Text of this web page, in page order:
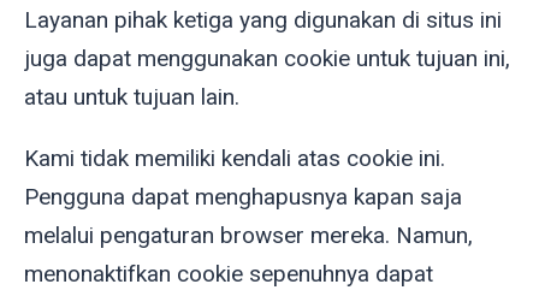
Layanan pihak ketiga yang digunakan di situs ini
juga dapat menggunakan cookie untuk tujuan ini,
atau untuk tujuan lain.
Kami tidak memiliki kendali atas cookie ini.
Pengguna dapat menghapusnya kapan saja
melalui pengaturan browser mereka. Namun,
menonaktifkan cookie sepenuhnya dapat